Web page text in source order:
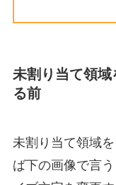
未割り当て領
る前
未割り当て領域
ば下の画像で言